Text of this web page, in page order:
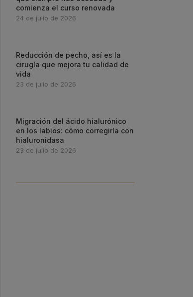
comienza el curso renovada
24 de julio de 2026
Reducción de pecho, así es la
cirugía que mejora tu calidad de
vida
23 de julio de 2026
Migración del ácido hialurónico
en los labios: cómo corregirla con
hialuronidasa
23 de julio de 2026